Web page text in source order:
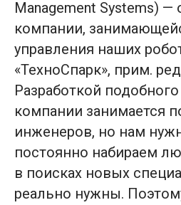
Management Systems) —
компании,
управления наших
«ТехноСпарк», прим.
Разработкой
компании занимается
инженеров, но нам
постоянно набираем
в поисках новых
реально нужны.